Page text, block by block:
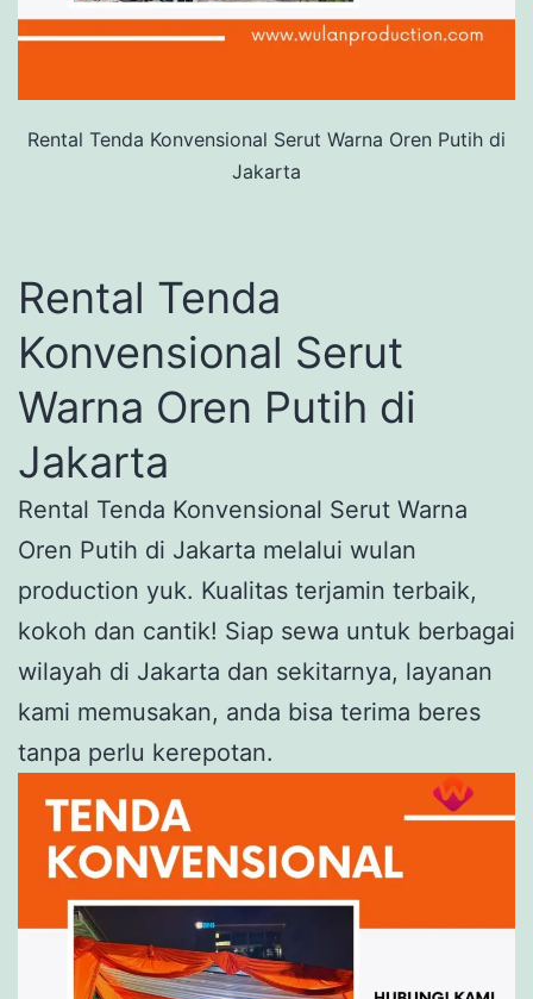
Rental Tenda Konvensional Serut Warna Oren Putih di
Jakarta
Rental Tenda
Konvensional Serut
Warna Oren Putih di
Jakarta
Rental Tenda Konvensional Serut Warna
Oren Putih di Jakarta melalui wulan
production yuk. Kualitas terjamin terbaik,
kokoh dan cantik! Siap sewa untuk berbagai
wilayah di Jakarta dan sekitarnya, layanan
kami memusakan, anda bisa terima beres
tanpa perlu kerepotan.